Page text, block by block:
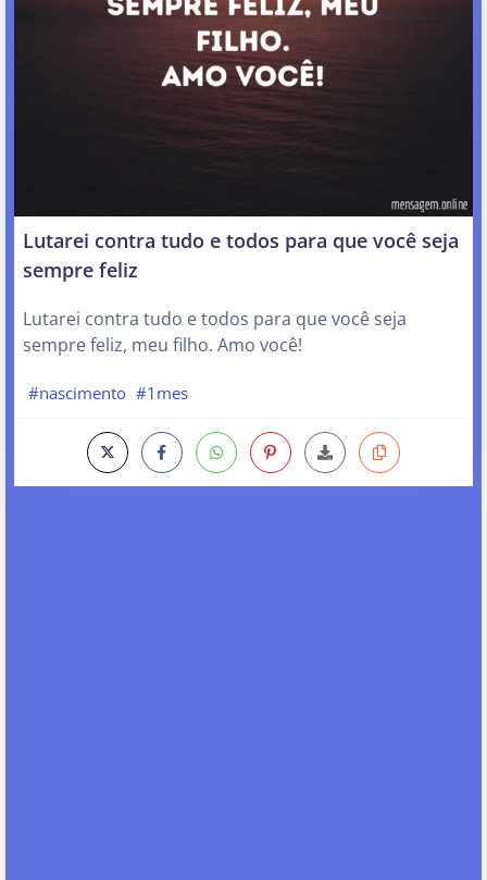
Lutarei contra tudo e todos para que você seja
sempre feliz
Lutarei contra tudo e todos para que você seja
sempre feliz, meu filho. Amo você!
#nascimento #1mes